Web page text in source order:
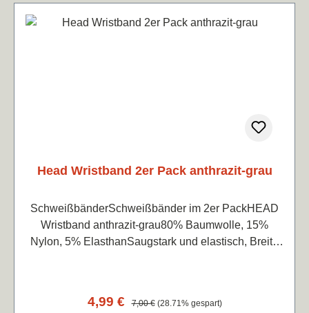
Interlock• Sekundäres Material: 97 % Polyester, 3 %
Head Wristband 2er Pack anthrazit-grau
SchweißbänderSchweißbänder im 2er PackHEAD
Wristband anthrazit-grau80% Baumwolle, 15%
Nylon, 5% ElasthanSaugstark und elastisch, Breite
Verkaufspreis:
4,99 € Regulärer Preis:
7,00 € (28.71% gespart)